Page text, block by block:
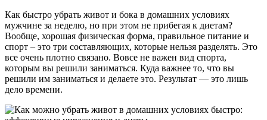
Как быстро убрать живот и бока в домашних условиях
мужчине за неделю, но при этом не прибегая к диетам?
Вообще, хорошая физическая форма, правильное питание и
спорт – это три составляющих, которые нельзя разделять. Это
все очень плотно связано. Вовсе не важен вид спорта,
которым вы решили заниматься. Куда важнее то, что вы
решили им заниматься и делаете это. Результат — это лишь
дело времени.